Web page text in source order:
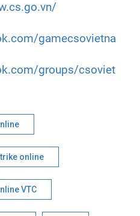
gamecsovietnam
groups/csovietnam
online
VTC